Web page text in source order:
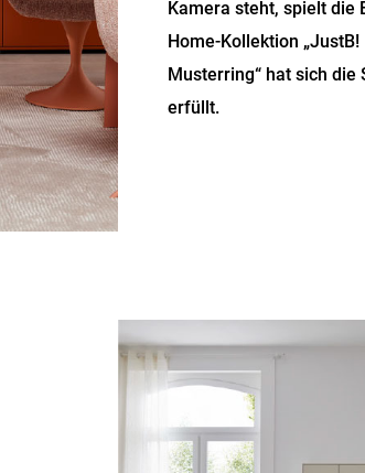
Kamera steht, spielt die
Home-Kollektion
Musterring“ hat sich
erfüllt.